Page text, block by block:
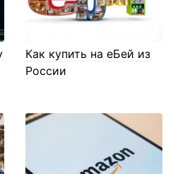
Как купить на еБей из
России